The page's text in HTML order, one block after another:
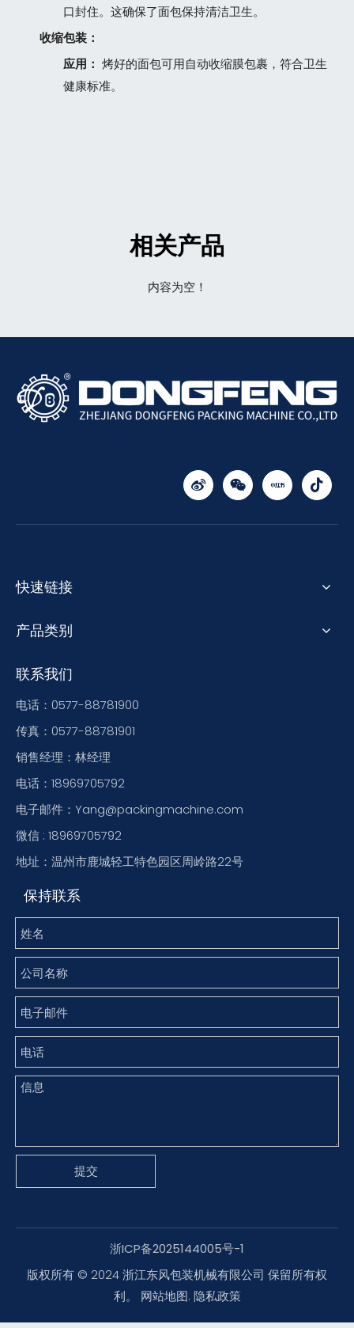
口封住。这确保了面包保持清洁卫生。
收缩包装：
应用： 烤好的面包可用自动收缩膜包裹，符合卫生
健康标准。
相关产品
内容为空！
快速链接
产品类别
联系我们
电话：0577-88781900
传真：0577-88781901
销售经理：林经理
电话：18969705792
电子邮件：Yang@packingmachine.com
微信 : 18969705792
地址：温州市鹿城轻工特色园区周岭路22号
保持联系
提交
浙ICP备2025144005号-1
版权所有 © 2024 浙江东风包装机械有限公司 保留所有权
利。 网站地图. 隐私政策